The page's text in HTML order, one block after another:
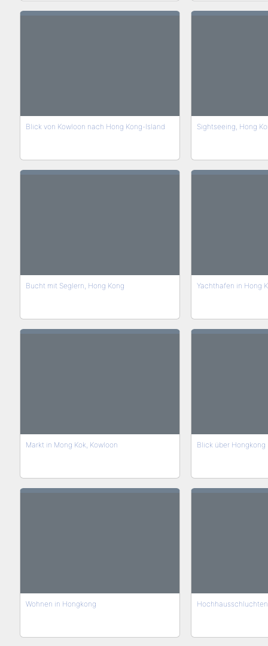
Blick von Kowloon nach Hong Kong-Island Sightseeing, Hong
Bucht mit Seglern, Hong Kong Yachthafen in Hong
Markt in Mong Kok, Kowloon Blick über Hongkong
Wohnen in Hongkong